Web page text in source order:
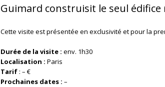
Guimard construisit le seul édifice
Cette visite est présentée en exclusivité et pour la
Durée de la visite : env. 1h30
Localisation : Paris
Tarif : – €
Prochaines dates : –